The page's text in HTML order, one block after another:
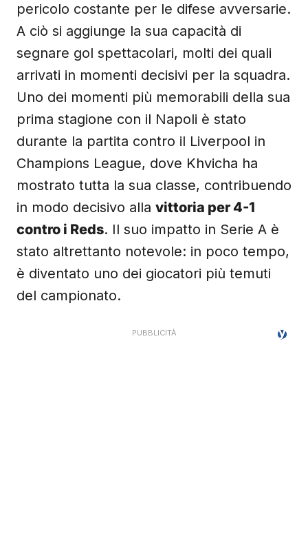
pericolo costante per le difese avversarie.
A ciò si aggiunge la sua capacità di
segnare gol spettacolari, molti dei quali
arrivati in momenti decisivi per la squadra.
Uno dei momenti più memorabili della sua
prima stagione con il Napoli è stato
durante la partita contro il Liverpool in
Champions League, dove Khvicha ha
mostrato tutta la sua classe, contribuendo
in modo decisivo alla vittoria per 4-1
contro i Reds. Il suo impatto in Serie A è
stato altrettanto notevole: in poco tempo,
è diventato uno dei giocatori più temuti
del campionato.